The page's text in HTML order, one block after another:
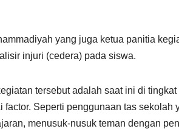
yang juga ketua panitia
injuri (cedera) pada siswa.
tersebut adalah saat ini di
Seperti penggunaan tas
menusuk-nusuk teman dengan